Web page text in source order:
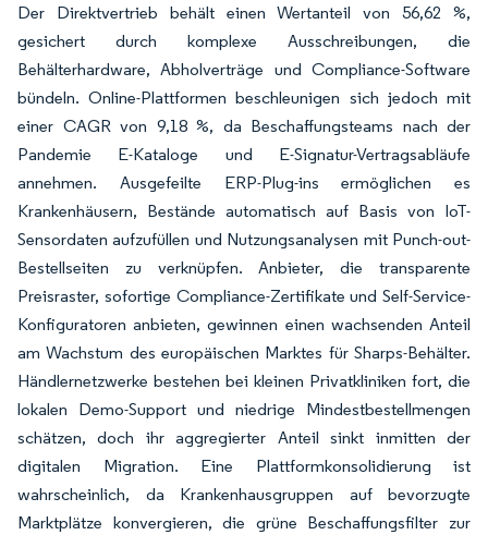
Der Direktvertrieb behält einen Wertanteil von 56,62 %,
gesichert durch komplexe Ausschreibungen, die
Behälterhardware, Abholverträge und Compliance-Software
bündeln. Online-Plattformen beschleunigen sich jedoch mit
einer CAGR von 9,18 %, da Beschaffungsteams nach der
Pandemie E-Kataloge und E-Signatur-Vertragsabläufe
annehmen. Ausgefeilte ERP-Plug-ins ermöglichen es
Krankenhäusern, Bestände automatisch auf Basis von IoT-
Sensordaten aufzufüllen und Nutzungsanalysen mit Punch-out-
Bestellseiten zu verknüpfen. Anbieter, die transparente
Preisraster, sofortige Compliance-Zertifikate und Self-Service-
Konfiguratoren anbieten, gewinnen einen wachsenden Anteil
am Wachstum des europäischen Marktes für Sharps-Behälter.
Händlernetzwerke bestehen bei kleinen Privatkliniken fort, die
lokalen Demo-Support und niedrige Mindestbestellmengen
schätzen, doch ihr aggregierter Anteil sinkt inmitten der
digitalen Migration. Eine Plattformkonsolidierung ist
wahrscheinlich, da Krankenhausgruppen auf bevorzugte
Marktplätze konvergieren, die grüne Beschaffungsfilter zur